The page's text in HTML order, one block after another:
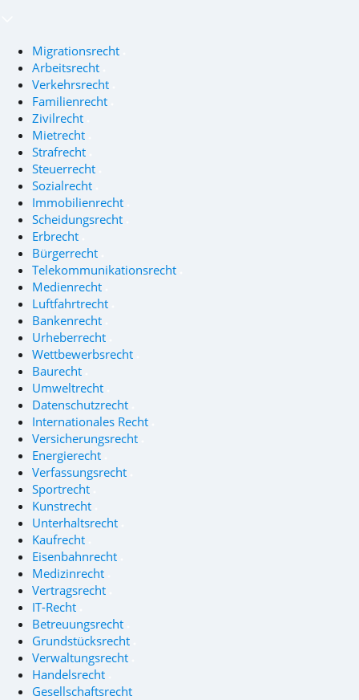
Migrationsrecht
Arbeitsrecht
Verkehrsrecht
Familienrecht
Zivilrecht
Mietrecht
Strafrecht
Steuerrecht
Sozialrecht
Immobilienrecht
Scheidungsrecht
Erbrecht
Bürgerrecht
Telekommunikationsrecht
Medienrecht
Luftfahrtrecht
Bankenrecht
Urheberrecht
Wettbewerbsrecht
Baurecht
Umweltrecht
Datenschutzrecht
Internationales Recht
Versicherungsrecht
Energierecht
Verfassungsrecht
Sportrecht
Kunstrecht
Unterhaltsrecht
Kaufrecht
Eisenbahnrecht
Medizinrecht
Vertragsrecht
IT-Recht
Betreuungsrecht
Grundstücksrecht
Verwaltungsrecht
Handelsrecht
Gesellschaftsrecht